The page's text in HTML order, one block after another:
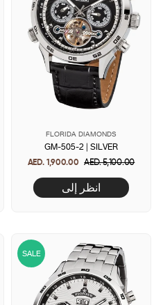
FLORIDA DIAMONDS
GM-505-2 | SILVER
AED. 1,900.00 Regular
price
AED. 5,100.00Sale
انظر إلى
SALE